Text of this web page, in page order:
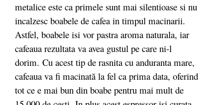
metalice este ca primele sunt mai silentioase si nu
incalzesc boabele de cafea in timpul macinarii.
Astfel, boabele isi vor pastra aroma naturala, iar
cafeaua rezultata va avea gustul pe care ni-l
dorim. Cu acest tip de rasnita cu anduranta mare,
cafeaua va fi macinată la fel ca prima data, oferind
tot ce e mai bun din boabe pentru mai mult de